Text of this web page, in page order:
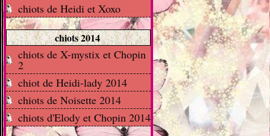
chiots de Heidi et Xoxo
chiots 2014
chiots de X-mystix et Chopin
2
chiot de Heidi-lady 2014
chiots de Noisette 2014
chiots d'Elody et Chopin 2014